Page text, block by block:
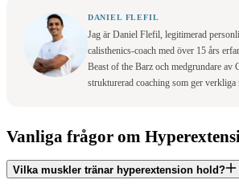
DANIEL FLEFIL
Jag är Daniel Flefil, legitimerad
calisthenics-coach med över 15 års
Beast of the Barz och medgrundare av
strukturerad coaching som ger verkliga
Vanliga frågor om
Vilka muskler tränar hyperextension hold?